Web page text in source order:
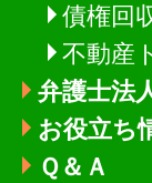
債権回
不動産
弁護士法
お役立ち
Ｑ＆Ａ